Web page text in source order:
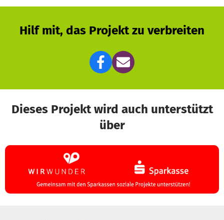
Hilf mit, das Projekt zu verbreiten
Dieses Projekt wird auch unterstützt
über